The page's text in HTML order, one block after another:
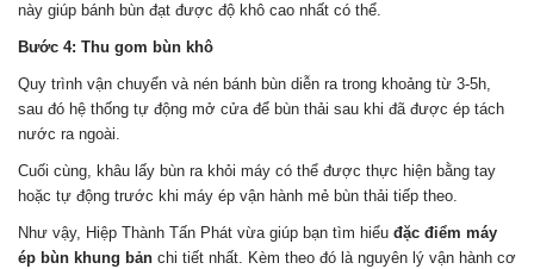
này giúp bánh bùn đạt được độ khô cao nhất có thể.
Bước 4: Thu gom bùn khô
Quy trình vận chuyển và nén bánh bùn diễn ra trong khoảng từ 3-5h,
sau đó hệ thống tự động mở cửa để bùn thải sau khi đã được ép tách
nước ra ngoài.
Cuối cùng, khâu lấy bùn ra khỏi máy có thể được thực hiện bằng tay
hoặc tự động trước khi máy ép vận hành mẻ bùn thải tiếp theo.
Như vậy, Hiệp Thành Tấn Phát vừa giúp bạn tìm hiểu đặc điểm máy
ép bùn khung bản chi tiết nhất. Kèm theo đó là nguyên lý vận hành cơ